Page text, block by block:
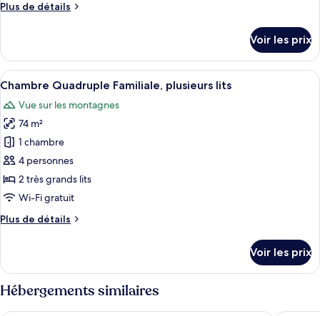
after
chambre :
Standard
Plus de détails
Plus
le
type
de
Chambre
Double
Standard
Voir les prix
Afficher
toutes
les
photos
pour
ce
type
de
chambre :
Chambre
plusieurs
lits
Une chambre spacieuse avec un
6
Chambre Quadruple Familiale, plusieurs lits
Vue sur les montagnes
74 m²
1 chambre
4 personnes
2 très grands lits
Wi-Fi gratuit
Plus de détails
Plus
le
type
de
chambre
Voir les prix
Hébergements similaires